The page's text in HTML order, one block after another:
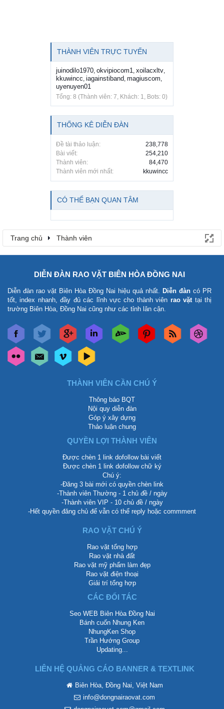
THÀNH VIÊN TRỰC TUYẾN
juinodilo1970, okvipiocom1, xoilacxltv,
kkuwincc, iagainstiband, magiuscom,
uyenuyen01
Tổng: 8 (Thành viên: 7, Khách: 1, Bots: 0)
THỐNG KÊ DIỄN ĐÀN
Đề tài thảo luận:
238,778
Bài viết:
254,210
Thành viên:
84,470
Thành viên mới nhất:
kkuwincc
CÓ THỂ BẠN QUAN TÂM
Trang chủ Thành viên
DIỄN ĐÀN RAO VẶT BIÊN HÒA ĐỒNG NAI
Diễn đàn rao vặt Biên Hòa Đồng Nai hiệu quả nhất. Diễn đàn có PR
tốt, index nhanh, đầy đủ các lĩnh vực cho thành viên rao vặttại thị
trường Biên Hòa, Đồng Nai cũng như các tỉnh lân cận.
THÀNH VIÊN CẦN CHÚ Ý
Thông báo BQT
Nội quy diễn đàn
Góp ý xây dựng
Thảo luận chung
QUYỀN LỢI THÀNH VIÊN
Được chèn 1 link dofollow bài viết
Được chèn 1 link dofollow chữ ký
Chú ý:
-Đăng 3 bài mới có quyền chèn link
-Thành viên Thường - 1 chủ đề / ngày
-Thành viên VIP - 10 chủ đề / ngày
-Hết quyền đăng chủ để vẫn có thể reply hoặc commment
RAO VẶT CHÚ Ý
Rao vặt tổng hợp
Rao vặt nhà đất
Rao vặt mỹ phẩm làm đẹp
Rao vặt điện thoại
Giải trí tổng hợp
CÁC ĐỐI TÁC
Seo WEB Biên Hòa Đồng Nai
Bánh cuốn Nhung Ken
NhungKen Shop
Trần Hướng Group
Updating...
LIÊN HỆ QUẢNG CÁO BANNER & TEXTLINK
Biên Hòa, Đồng Nai, Việt Nam
info@dongnairaovat.com